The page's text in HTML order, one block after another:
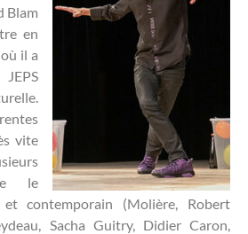
Blam
en
il a
vite
le
et contemporain (Molière, Robert
Sacha Guitry, Didier Caron,